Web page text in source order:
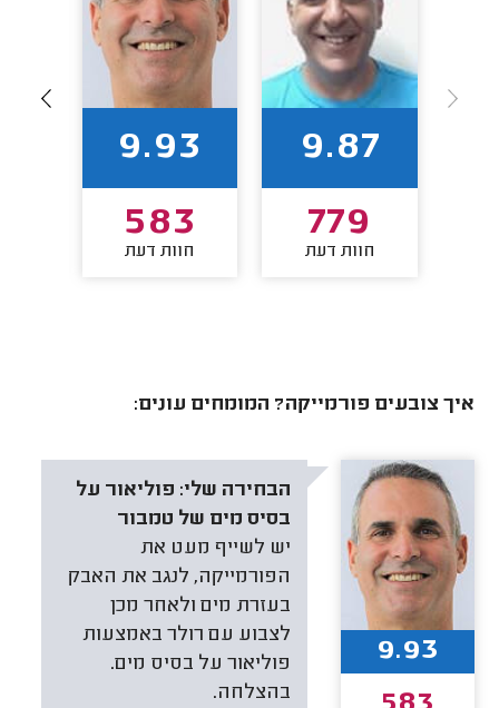
9.87
779
חוות דעת
9.93
583
חוות דעת
איך צובעים פורמייקה? המומחים עונים:
הבחירה שלי: פוליאור על
בסיס מים של טמבור
יש לשייף מעט את
הפורמייקה, לנגב את האבק
בעזרת מים ולאחר מכן
לצבוע עם רולר באמצעות
פוליאור על בסיס מים.
בהצלחה.
9.93